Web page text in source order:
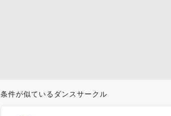
条件が似ているダンスサークル